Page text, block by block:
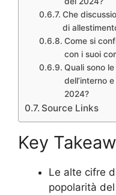
Che
di
Come si
con i suoi
Quali sono
dell’interno
2024?
Source Links
Key
Le alte cifre
popolarità